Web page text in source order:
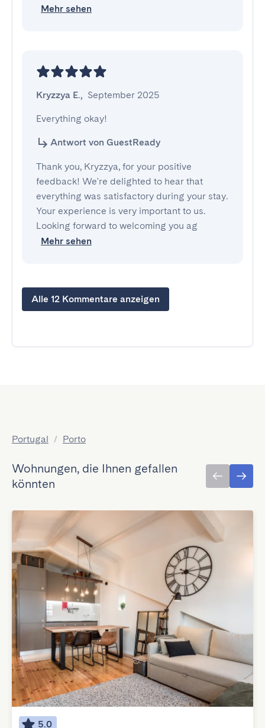
Mehr sehen
Kryzzya E., September 2025
Everything okay!
Antwort von GuestReady
Thank you, Kryzzya, for your positive
feedback! We're delighted to hear that
everything was satisfactory during your stay.
Your experience is very important to us.
Looking forward to welcoming you ag
Mehr sehen
Alle 12 Kommentare anzeigen
Portugal / Porto
Wohnungen, die Ihnen gefallen
könnten
5.0